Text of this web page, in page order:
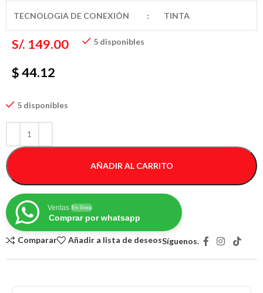
TECNOLOGIA DE CONEXIÓN : TINTA
S/. 149.00
$ 44.12
5 disponibles
5 disponibles
AÑADIR AL CARRITO
Ventas En línea
Comprar por whatsapp
Comparar Añadir a lista de deseosSíguenos.